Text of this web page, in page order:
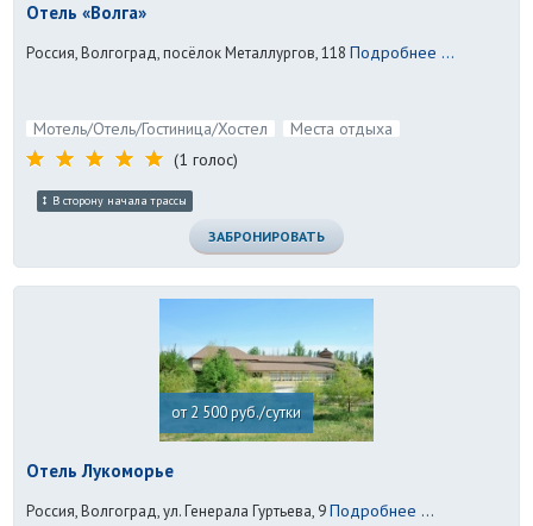
Отель «Волга»
Россия, Волгоград, посёлок Металлургов, 118 Подробнее ...
Мотель/Отель/Гостиница/Хостел
Места отдыха
(1 голос)
В сторону начала трассы
ЗАБРОНИРОВАТЬ
от 2 500 руб./сутки
Отель Лукоморье
Россия, Волгоград, ул. Генерала Гуртьева, 9Подробнее ...